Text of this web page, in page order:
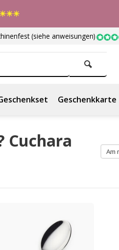
☀☀☀
(siehe anweisungen)
Geschenkkarte
Cuchara